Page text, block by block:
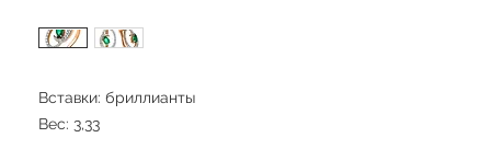
Вставки: бриллианты
Вес: 3,33